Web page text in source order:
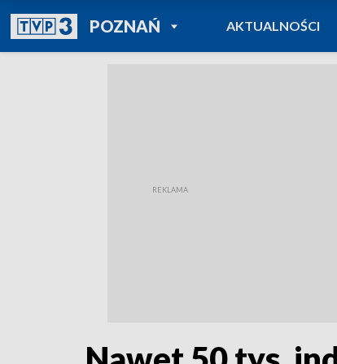
POZNAŃPOWRÓT DO
TVP REGIONY
AKTUALNOŚCI